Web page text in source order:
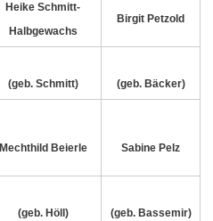
Heike Schmitt-
Halbgewachs
Birgit Petzold
(geb. Schmitt) (geb. Bäcker)
Mechthild Beierle Sabine Pelz
(geb. Höll) (geb. Bassemir)